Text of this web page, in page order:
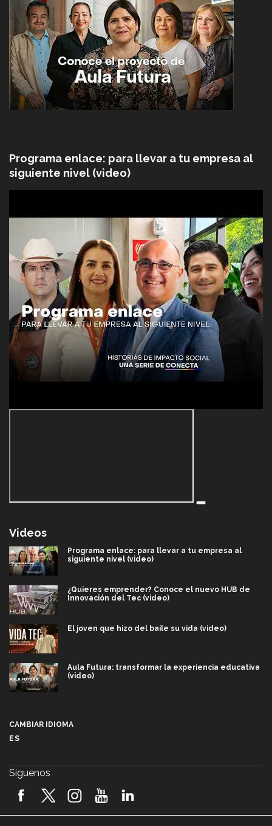
Programa enlace: para llevar a tu empresa al
siguiente nivel (video)
Videos
Programa enlace: para llevar a tu empresa al
siguiente nivel (video)
¿Quieres emprender? Conoce el nuevo HUB de
Innovación del Tec (video)
El joven que hizo del baile su vida (video)
Aula Futura: transformar la experiencia educativa
(video)
2026! (video)
CAMBIAR IDIOMA
ES
Síguenos